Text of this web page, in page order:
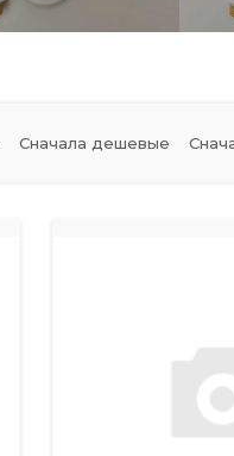
Сначала дешевые